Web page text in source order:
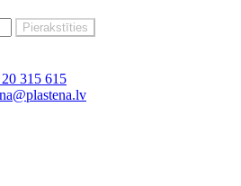
Pierakstīties
315 615